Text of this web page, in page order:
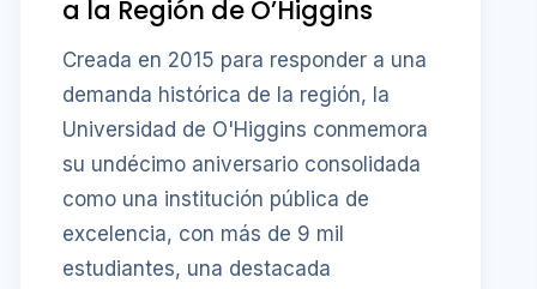
a la Región de O’Higgins
Creada en 2015 para responder a una
demanda histórica de la región, la
Universidad de O'Higgins conmemora
su undécimo aniversario consolidada
como una institución pública de
excelencia, con más de 9 mil
estudiantes, una destacada